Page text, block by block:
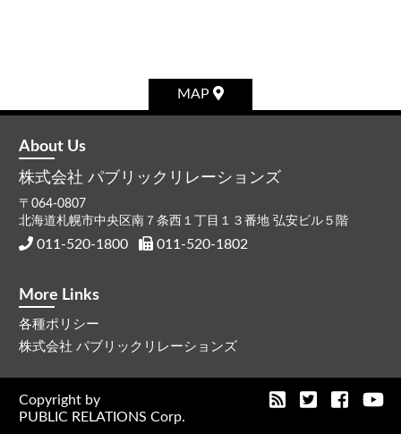
MAP
About Us
株式会社パブリックリレーションズ
〒064-0807
北海道札幌市中央区南７条西１丁目１３番地 弘安ビル５階
011-520-1800 011-520-1802
More Links
各種ポリシー
株式会社 パブリックリレーションズ
Copyright by
PUBLIC RELATIONS Corp.